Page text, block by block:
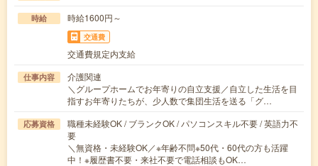
時給 時給1600円～
交通費
交通費規定内支給
仕事内容
介護関連
＼グループホームでお年寄りの自立支援／自立した生活を目
指すお年寄りたちが、少人数で集団生活を送る「グ…
応募資格
職種未経験OK / ブランクOK / パソコンスキル不要 / 英語力不
要
＼無資格・未経験OK／※年齢不問※50代・60代の方も活躍
中！※履歴書不要・来社不要で電話相談もOK…